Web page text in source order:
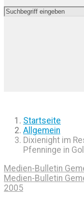
Startseite
Allgemein
Dixienight im
Pfenninge in
Medien-Bulletin
Medien-Bulletin
2005